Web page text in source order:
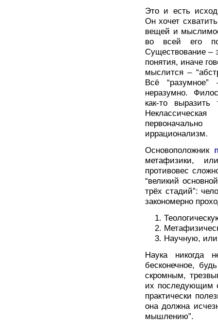
Это и есть
Он хочет
вещей и
во всей его
Существование –
понятия, иначе
мыслится –
Всё “разумное”
неразумно.
как-то
иррационализм.
Основоположник
метафизики,
противовес
“великий
трёх стадий”:
закономерно
Научную,
Наука никогда
бесконечное,
скромным,
их последующим
практически
она должна
мышлению”.